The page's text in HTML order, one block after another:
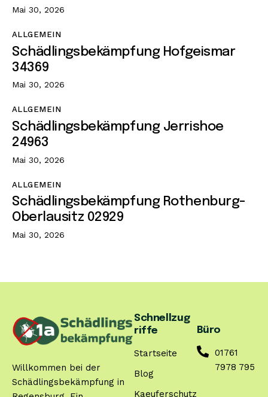
Mai 30, 2026
ALLGEMEIN
Schädlingsbekämpfung Hofgeismar
34369
Mai 30, 2026
ALLGEMEIN
Schädlingsbekämpfung Jerrishoe
24963
Mai 30, 2026
ALLGEMEIN
Schädlingsbekämpfung Rothenburg-
Oberlausitz 02929
Mai 30, 2026
Willkommen bei der
Schädlingsbekämpfung in
Schnellzug
riffe
Startseite
Blog
Kaeuferschutz
Büro
01761
7978 795